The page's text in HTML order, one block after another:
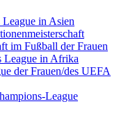
in Asien
im Fußball der Frauen
League in Afrika
der Frauen/des UEFA
League